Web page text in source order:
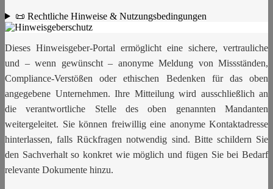
📜 Rechtliche Hinweise & Nutzungsbedingungen
Dieses Hinweisgeber-Portal ermöglicht eine sichere, vertrauliche
und – wenn gewünscht – anonyme Meldung von Missständen,
Compliance-Verstößen oder ethischen Bedenken für das oben
angegebene Unternehmen. Ihre Mitteilung wird ausschließlich an
die verantwortliche Stelle des oben genannten Mandanten
weitergeleitet. Sie können freiwillig eine anonyme Kontaktadresse
hinterlassen, falls Rückfragen notwendig sind. Bitte schildern Sie
den Sachverhalt so konkret wie möglich und fügen Sie bei Bedarf
relevante Dokumente hinzu.